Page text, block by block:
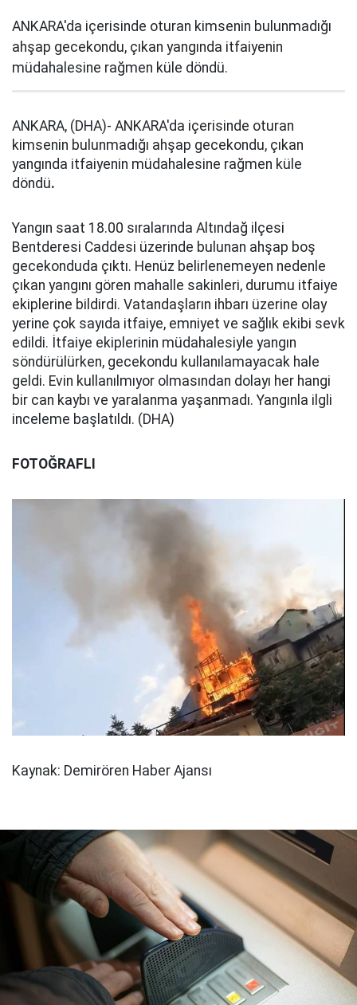
ANKARA'da içerisinde oturan kimsenin bulunmadığı
ahşap gecekondu, çıkan yangında itfaiyenin
müdahalesine rağmen küle döndü.
ANKARA, (DHA)- ANKARA'da içerisinde oturan
kimsenin bulunmadığı ahşap gecekondu, çıkan
yangında itfaiyenin müdahalesine rağmen küle
döndü.
Yangın saat 18.00 sıralarında Altındağ ilçesi
Bentderesi Caddesi üzerinde bulunan ahşap boş
gecekonduda çıktı. Henüz belirlenemeyen nedenle
çıkan yangını gören mahalle sakinleri, durumu itfaiye
ekiplerine bildirdi. Vatandaşların ihbarı üzerine olay
yerine çok sayıda itfaiye, emniyet ve sağlık ekibi sevk
edildi. İtfaiye ekiplerinin müdahalesiyle yangın
söndürülürken, gecekondu kullanılamayacak hale
geldi. Evin kullanılmıyor olmasından dolayı her hangi
bir can kaybı ve yaralanma yaşanmadı. Yangınla ilgli
inceleme başlatıldı. (DHA)
FOTOĞRAFLI
Kaynak: Demirören Haber Ajansı